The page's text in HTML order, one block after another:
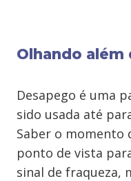
Olhando
Desapego é uma
sido usada até
Saber o
ponto de vista
sinal de fraqueza,